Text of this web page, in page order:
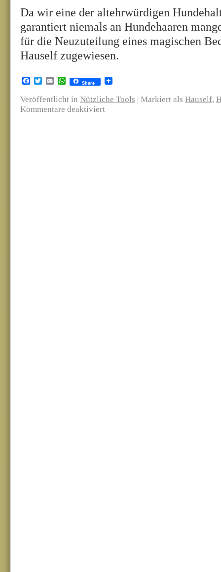
Da wir eine der altehrwürdigen
garantiert niemals an Hundehaaren
für die Neuzuteilung eines magischen
Hauself zugewiesen.
Facebook
TwitterEmailWhatsApp
Share
Veröffentlicht in Nützliche Tools | Markiert als Hauself,
Kommentare deaktiviert